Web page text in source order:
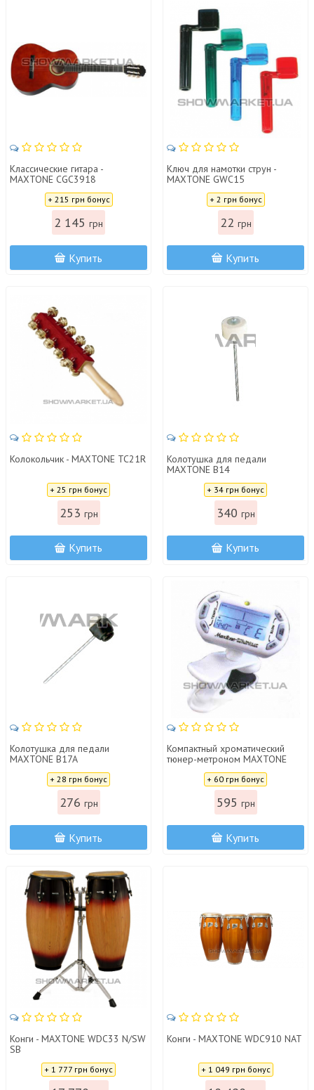
Классические гитара -
MAXTONE CGC3918
+ 215 грн бонус
2 145 грн
Купить
Ключ для намотки струн -
MAXTONE GWC15
+ 2 грн бонус
22 грн
Купить
Колокольчик - MAXTONE TC21R
+ 25 грн бонус
253 грн
Купить
Колотушка для педали
MAXTONE B14
+ 34 грн бонус
340 грн
Купить
Колотушка для педали
MAXTONE B17A
+ 28 грн бонус
276 грн
Купить
Компактный хроматический
тюнер-метроном MAXTONE
+ 60 грн бонус
595 грн
Купить
Конги - MAXTONE WDC33 N/SW
SB
+ 1 777 грн бонус
Конги - MAXTONE WDC910 NAT
+ 1 049 грн бонус